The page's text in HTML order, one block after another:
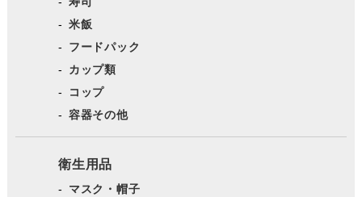
米飯
フードパック
カップ類
コップ
容器その他
衛生用品
マスク・帽子